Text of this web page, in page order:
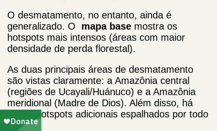
O desmatamento, no entanto, ainda é
generalizado. O mapa base mostra os
hotspots mais intensos (áreas com maior
densidade de perda florestal).
As duas principais áreas de desmatamento
são vistas claramente: a Amazônia central
(regiões de Ucayali/Huánuco) e a Amazônia
meridional (Madre de Dios). Além disso, há
vários hotspots adicionais espalhados por todo
o país.